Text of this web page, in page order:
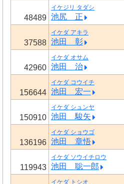
48489
イケジリ タダシ
池尻 正
37588
イケダ アキラ
池田 彰
42960
イケダ オサム
池田 治
156644
イケダ コウイチ
池田 宏一
150910
イケダ シュンヤ
池田 駿矢
136196
イケダ ショウゴ
池田 章悟
119943
イケダ ソウイチロウ
池田 聡一郎
イケダ トシオ